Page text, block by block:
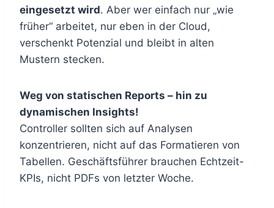
eingesetzt wird. Aber wer einfach nur „wie
früher“ arbeitet, nur eben in der Cloud,
verschenkt Potenzial und bleibt in alten
Mustern stecken.
Weg von statischen Reports – hin zu
dynamischen Insights!
Controller sollten sich auf Analysen
konzentrieren, nicht auf das Formatieren von
Tabellen. Geschäftsführer brauchen Echtzeit-
KPIs, nicht PDFs von letzter Woche.